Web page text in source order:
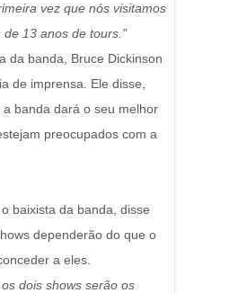
vez que nós visitamos
de 13 anos de tours."
da banda, Bruce Dickinson
de imprensa. Ele disse,
banda dará o seu melhor
preocupados com a
baixista da banda, disse
dependerão do que o
a eles.
dois shows serão os